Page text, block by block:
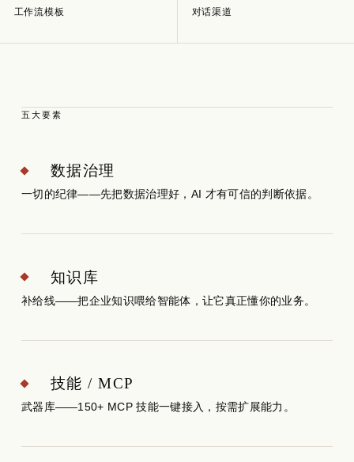
工作流模板 对话渠道
五大要素
数据治理
一切的纪律——先把数据治理好，AI 才有可信的判断依据。
知识库
补给线——把企业知识喂给智能体，让它真正懂你的业务。
技能 / MCP
武器库——150+ MCP 技能一键接入，按需扩展能力。